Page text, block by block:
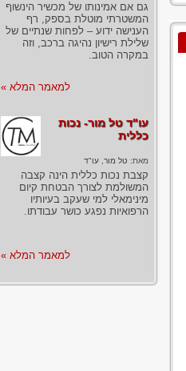
גם אם אמינותו של מכשיר הינשוף
המשטרתי מוטלת בספק, רף
הענישה ידוע – לפחות שנתיים של
שלילת רישיון נהיגה ברכב, וזה
במקרה הטוב.
למאמר המלא »
עו"ד טל מור- נכות
כללית
מאת: טל מור, עו"ד
קצבת נכות כללית הינה קצבה
המשולמת לצורך הבטחת קיום
מינימאלי למי שעקב בעיותיו
הרפואיות נפגע כושר עבודתו.
למאמר המלא »